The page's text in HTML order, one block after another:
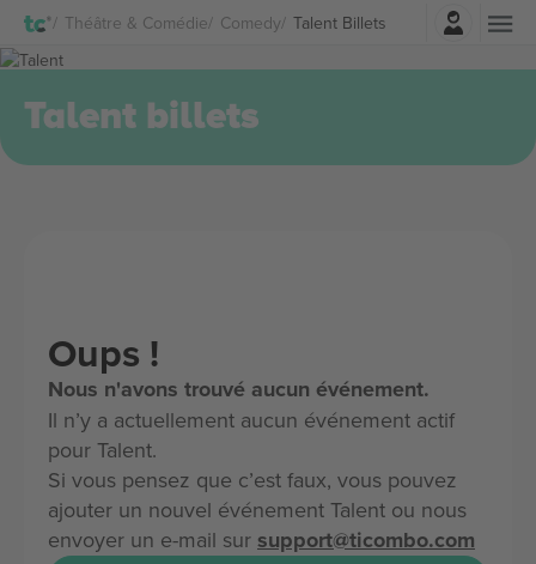
Théâtre & Comédie Comedy Talent Billets
Connexion
Talent billets
Oups !
Nous n'avons trouvé aucun événement.
Il n’y a actuellement aucun événement actif
pour Talent.
Si vous pensez que c’est faux, vous pouvez
ajouter un nouvel événement Talent ou nous
envoyer un e-mail sur support@ticombo.com